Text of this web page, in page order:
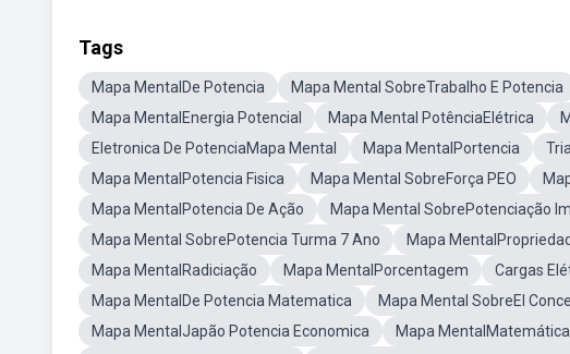
Tags
Mapa MentalDe Potencia Mapa Mental SobreTrabalho E Potencia
Mapa MentalEnergia Potencial
Mapa Mental PotênciaElétrica
Eletronica De PotenciaMapa Mental
Mapa MentalPortencia
Mapa MentalPotencia Fisica
Mapa Mental SobreForça PEO
Mapa MentalPotencia De Ação
Mapa Mental SobrePotenciação
Mapa Mental SobrePotencia Turma 7 Ano
Mapa
Mapa MentalRadiciação
Mapa MentalPorcentagem Cargas
Mapa MentalDe Potencia Matematica
Mapa Mental SobreEl
Mapa MentalJapão Potencia Economica
Mapa